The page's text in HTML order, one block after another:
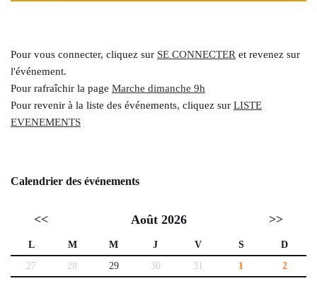
Pour vous connecter, cliquez sur SE CONNECTER et revenez sur
l'événement.
Pour rafraîchir la page Marche dimanche 9h
Pour revenir à la liste des événements, cliquez sur LISTE
EVENEMENTS
Calendrier des événements
<< Août 2026 >>
L M M J V S
D
27
28 29 30 31 1
2